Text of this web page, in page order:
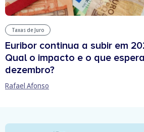
Taxas de Juro
Euribor continua a subir em
Qual o impacto e o que
dezembro?
Rafael Afonso